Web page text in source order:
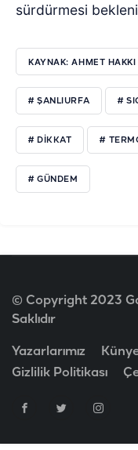
sürdürmesi
KAYNAK: AHMET HAKKI
# ŞANLIURFA #
# DIKKAT #
# GÜNDEM
© Copyright 2023
Saklıdır
Yazarlarımız
Gizlilik Politikası